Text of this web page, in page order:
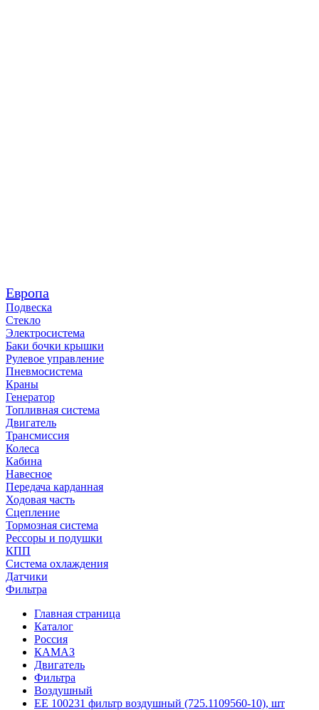
Европа
Подвеска
Стекло
Электросистема
Баки бочки крышки
Рулевое управление
Пневмосистема
Краны
Генератор
Топливная система
Двигатель
Трансмиссия
Колеса
Кабина
Навесное
Передача карданная
Ходовая часть
Сцепление
Тормозная система
Рессоры и подушки
КПП
Система охлаждения
Датчики
Фильтра
Главная страница
Каталог
Россия
КАМАЗ
Двигатель
Фильтра
Воздушный
EE 100231 фильтр воздушный (725.1109560-10), шт